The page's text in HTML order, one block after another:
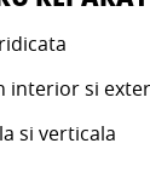
interior si
si verticala